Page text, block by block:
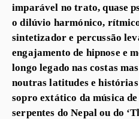
imparável no trato, quase
o dilúvio harmónico,
sintetizador e percussão
engajamento de hipnose e
longo legado nas costas
noutras latitudes e
sopro extático da música
serpentes do Nepal ou do